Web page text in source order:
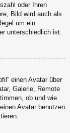
oder Ihren
Bild wird auch als
um ein
unterschiedlich ist.
einen Avatar über
Galerie, Remote
ob und wie
Avatar benutzen